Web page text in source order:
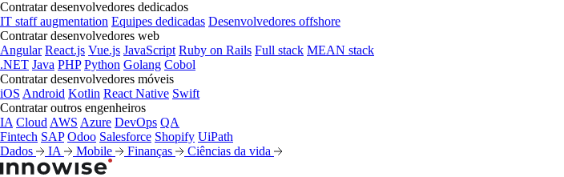
Contratar desenvolvedores dedicados
IT staff augmentation Equipes dedicadas Desenvolvedores offshore
Contratar desenvolvedores web
Angular React.js Vue.js JavaScript Ruby on Rails Full stack MEAN stack
.NET Java PHP Python Golang Cobol
Contratar desenvolvedores móveis
iOS Android Kotlin React Native Swift
Contratar outros engenheiros
IA Cloud AWS Azure DevOps QA
Fintech SAP Odoo Salesforce Shopify UiPath
Dados
IA Mobile Finanças Ciências da vida